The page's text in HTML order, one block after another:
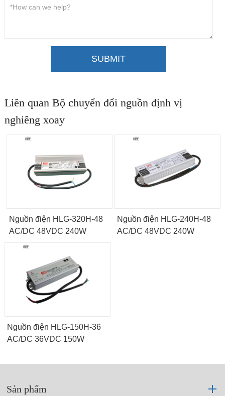
SUBMIT
Liên quan Bộ chuyển đổi nguồn định vị
nghiêng xoay
Nguồn điện HLG-320H-48
AC/DC 48VDC 240W
Nguồn điện HLG-240H-48
AC/DC 48VDC 240W
Nguồn điện HLG-150H-36
AC/DC 36VDC 150W
Sản phẩm